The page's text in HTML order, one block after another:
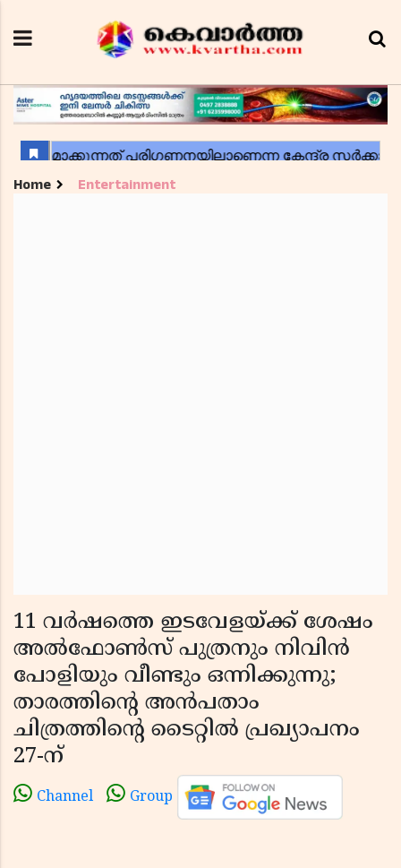
Home Entertainment
11 വർഷത്തെ ഇടവേളയ്ക്ക് ശേഷം
അൽഫോൺസ് പുത്രനും നിവിൻ
പോളിയും വീണ്ടും ഒന്നിക്കുന്നു;
താരത്തിൻ്റെ അൻപതാം
ചിത്രത്തിൻ്റെ ടൈറ്റിൽ പ്രഖ്യാപനം
27-ന്
Channel Group